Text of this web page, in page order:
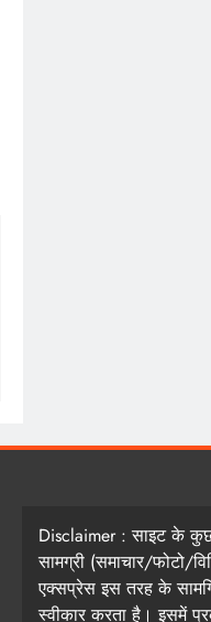
Disclaimer : साइट के कुछ
सामग्री (समाचार/फोटो/
एक्सप्रेस इस तरह के
स्वीकार करता है। इसमें